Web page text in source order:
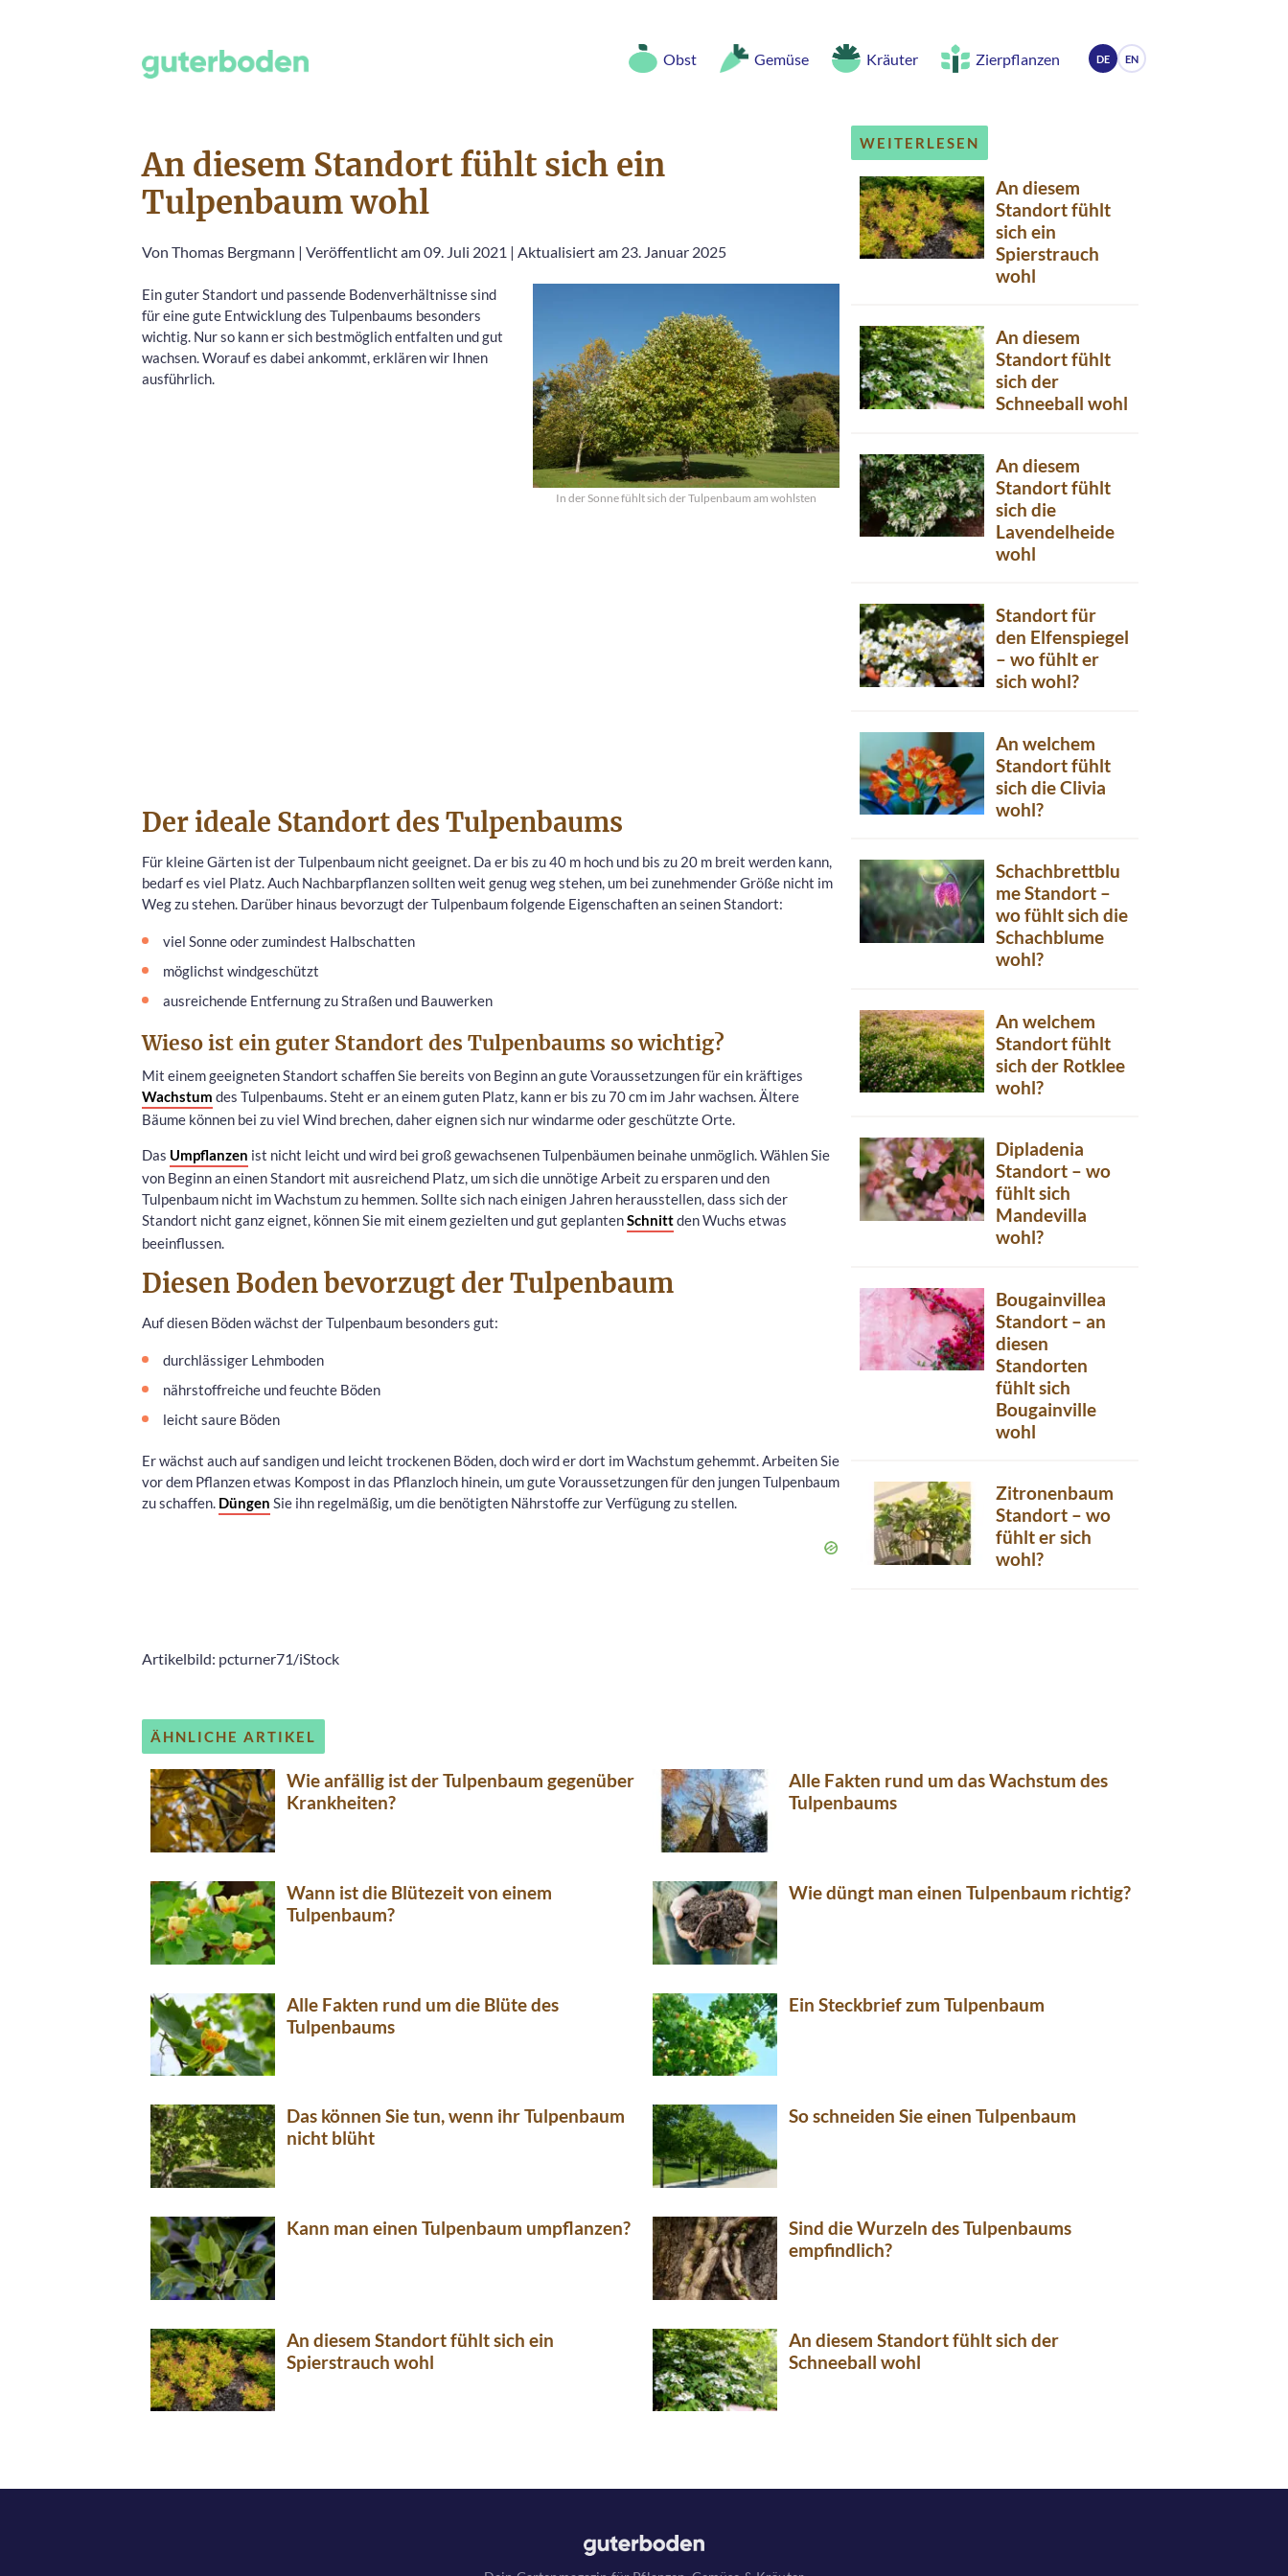
Obst Gemüse Kräuter Zierpflanzen DE EN
An diesem Standort fühlt sich ein
Tulpenbaum wohl
Von Thomas Bergmann | Veröffentlicht am 09. Juli 2021 | Aktualisiert am 23. Januar 2025
In der Sonne fühlt sich der Tulpenbaum am wohlsten
Ein guter Standort und passende Bodenverhältnisse sind
für eine gute Entwicklung des Tulpenbaums besonders
wichtig. Nur so kann er sich bestmöglich entfalten und gut
wachsen. Worauf es dabei ankommt, erklären wir Ihnen
ausführlich.
Der ideale Standort des Tulpenbaums
Für kleine Gärten ist der Tulpenbaum nicht geeignet. Da er bis zu 40 m hoch und bis zu 20 m breit werden kann,
bedarf es viel Platz. Auch Nachbarpflanzen sollten weit genug weg stehen, um bei zunehmender Größe nicht im
Weg zu stehen. Darüber hinaus bevorzugt der Tulpenbaum folgende Eigenschaften an seinen Standort:
viel Sonne oder zumindest Halbschatten
möglichst windgeschützt
ausreichende Entfernung zu Straßen und Bauwerken
Wieso ist ein guter Standort des Tulpenbaums so wichtig?
Mit einem geeigneten Standort schaffen Sie bereits von Beginn an gute Voraussetzungen für ein kräftiges
Wachstum des Tulpenbaums. Steht er an einem guten Platz, kann er bis zu 70 cm im Jahr wachsen. Ältere
Bäume können bei zu viel Wind brechen, daher eignen sich nur windarme oder geschützte Orte.
Das Umpflanzen ist nicht leicht und wird bei groß gewachsenen Tulpenbäumen beinahe unmöglich. Wählen Sie
von Beginn an einen Standort mit ausreichend Platz, um sich die unnötige Arbeit zu ersparen und den
Tulpenbaum nicht im Wachstum zu hemmen. Sollte sich nach einigen Jahren herausstellen, dass sich der
Standort nicht ganz eignet, können Sie mit einem gezielten und gut geplantenSchnittden Wuchs etwas
beeinflussen.
Diesen Boden bevorzugt der Tulpenbaum
Auf diesen Böden wächst der Tulpenbaum besonders gut:
durchlässiger Lehmboden
nährstoffreiche und feuchte Böden
leicht saure Böden
Er wächst auch auf sandigen und leicht trockenen Böden, doch wird er dort im Wachstum gehemmt. Arbeiten Sie
vor dem Pflanzen etwas Kompost in das Pflanzloch hinein, um gute Voraussetzungen für den jungen Tulpenbaum
zu schaffen. Düngen Sie ihn regelmäßig, um die benötigten Nährstoffe zur Verfügung zu stellen.
Artikelbild: pcturner71/iStock
WEITERLESEN
An diesem
Standort fühlt
sich ein
Spierstrauch
wohl
An diesem
Standort fühlt
sich der
Schneeball wohl
An diesem
Standort fühlt
sich die
Lavendelheide
wohl
Standort für
den Elfenspiegel
– wo fühlt er
sich wohl?
An welchem
Standort fühlt
sich die Clivia
wohl?
Schachbrettblu
me Standort –
wo fühlt sich die
Schachblume
wohl?
An welchem
Standort fühlt
sich der Rotklee
wohl?
Dipladenia
Standort – wo
fühlt sich
Mandevilla
wohl?
Bougainvillea
Standort – an
diesen
Standorten
fühlt sich
Bougainville
wohl
Zitronenbaum
Standort – wo
fühlt er sich
wohl?
ÄHNLICHE ARTIKEL
Wie anfällig ist der Tulpenbaum gegenüber
Krankheiten?
Alle Fakten rund um das Wachstum des
Tulpenbaums
Wann ist die Blütezeit von einem
Tulpenbaum?
Wie düngt man einen Tulpenbaum richtig?
Alle Fakten rund um die Blüte des
Tulpenbaums
Ein Steckbrief zum Tulpenbaum
Das können Sie tun, wenn ihr Tulpenbaum
nicht blüht
So schneiden Sie einen Tulpenbaum
Kann man einen Tulpenbaum umpflanzen?
Sind die Wurzeln des Tulpenbaums
empfindlich?
An diesem Standort fühlt sich ein
Spierstrauch wohl
An diesem Standort fühlt sich der
Schneeball wohl